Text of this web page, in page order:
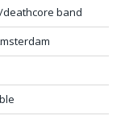
band